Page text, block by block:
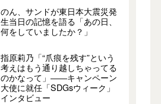
のん、サンドが東日本大震災発
生当日の記憶を語る「あの日、
何をしていましたか？」
指原莉乃「“爪痕を残す”という
考えはもう通り越しちゃってる
のかなって」――キャンペーン
大使に就任「SDGsウィーク」
インタビュー